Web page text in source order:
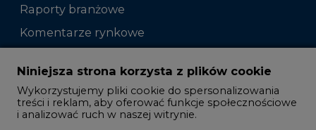
Raporty branżowe
Komentarze rynkowe
Zmiany kadrowe na rynku
Studio CIRE
Rozmowy o energetyce
Niniejsza strona korzysta z plików cookie
Wykorzystujemy pliki cookie do spersonalizowania
treści i reklam, aby oferować funkcje społecznościowe
i analizować ruch w naszej witrynie.